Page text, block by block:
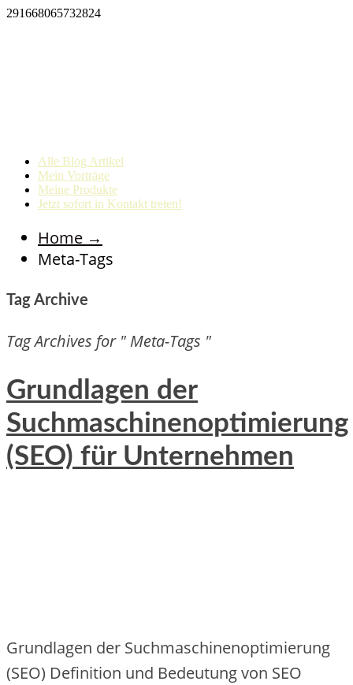
291668065732824
Alle Blog Artikel
Mein Vorträge
Meine Produkte
Jetzt sofort in Kontakt treten!
Home →
Meta-Tags
Tag Archive
Tag Archives for " Meta-Tags "
Grundlagen der
Suchmaschinenoptimierung
(SEO) für Unternehmen
Grundlagen d‬er Suchmaschinenoptimierung
(SEO) Definition u‬nd Bedeutung v‬on SEO